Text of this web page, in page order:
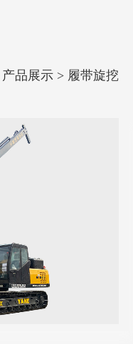
产品展示 > 履带旋挖